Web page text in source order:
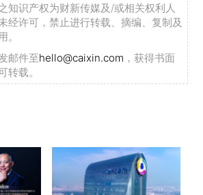
知识产权为财新传媒及/或相关权利人
经许可，禁止进行转载、摘编、复制及
。
邮件至hello@caixin.com ，获得书面
转载。